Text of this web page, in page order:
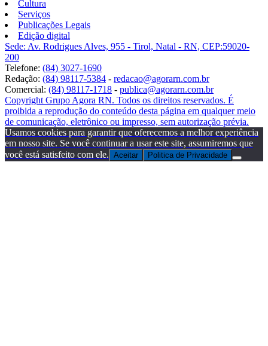
Cultura
Serviços
Publicações Legais
Edição digital
Sede: Av. Rodrigues Alves, 955 - Tirol, Natal - RN, CEP:59020-
200
Telefone: (84) 3027-1690
Redação: (84) 98117-5384 - redacao@agorarn.com.br
Comercial: (84) 98117-1718 - publica@agorarn.com.br
Copyright Grupo Agora RN. Todos os direitos reservados. É
proibida a reprodução do conteúdo desta página em qualquer meio
de comunicação, eletrônico ou impresso, sem autorização prévia.
Usamos cookies para garantir que oferecemos a melhor experiência
em nosso site. Se você continuar a usar este site, assumiremos que
você está satisfeito com ele. Aceitar Politica de Privacidade